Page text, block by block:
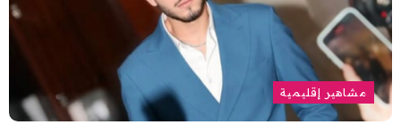
مشاهير إقليمية